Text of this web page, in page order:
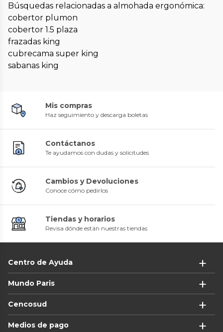
Búsquedas relacionadas a almohada ergonómica:
cobertor plumon
cobertor 1.5 plaza
frazadas king
cubrecama super king
sabanas king
Mis compras
Haz seguimiento y descarga boletas
Contáctanos
Te ayudamos con dudas y solicitudes
Cambios y Devoluciones
Conoce cómo pedirlos
Tiendas y horarios
Revisa dónde están nuestras tiendas
Centro de Ayuda
Mundo Paris
Cencosud
Medios de pago